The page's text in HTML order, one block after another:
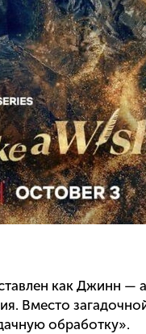
как Джинн —
Вместо
обработку».